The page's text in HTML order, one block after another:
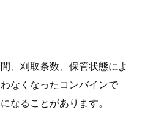
、刈取条数、保管状態によ
なくなったコンバインで
なることがあります。